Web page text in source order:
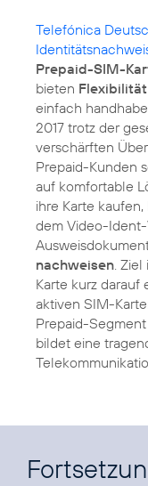
Telefónica
Prepaid-SIM-
bieten
einfach
2017 trotz der
verschärften
Prepaid-Kunden
auf komfortable
ihre Karte
dem Video-
nachweisen .
Karte kurz
aktiven SIM-
Prepaid-
bildet eine